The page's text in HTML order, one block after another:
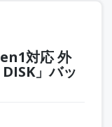
対応 外
」バッ